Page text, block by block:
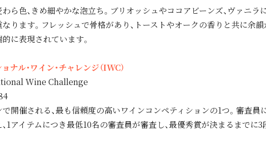
ら色、きめ細やかな泡立ち。ブリオッシュやココアビーンズ、ヴァニラ
ります。フレッシュで骨格があり、トーストやオークの香りと共に余
に表現されています。
ナル・ワイン・チャレンジ（IWC）
Wine Challenge
開催される、最も信頼度の高いワインコンペティションの1つ。審査員
1アイテムにつき最低10名の審査員が審査し、最優秀賞が決まるまでに